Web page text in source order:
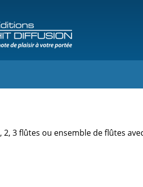
2, 3 flûtes ou ensemble de flûtes